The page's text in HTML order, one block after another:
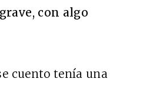
con algo
cuento tenía una